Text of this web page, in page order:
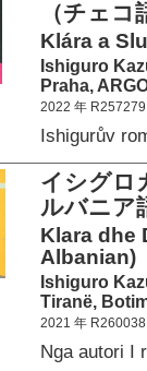
（チェコ
Klára a
Ishiguro
Praha,
2022 年 R257279
Ishigurův
イシグ
ルバニア
Klara dhe
Albanian)
Ishiguro
Tiranë,
2021 年 R260038
Nga autori I